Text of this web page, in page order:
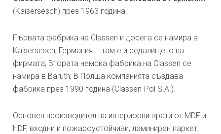
(Kaisersesch) през 1963 година.
Първата фабрика на Classen и досега се намира в
Kaisersesch, Германия – там е и седалището на
фирмата; Втората немска фабрика на Classen се
намира в Baruth; В Полша компанията създава
фабрика през 1990 година (Classen-Pol S.A.).
Основен производител на интериорни врати от MDF и
HDF, входни и пожароустойчиви, ламиниран паркет,